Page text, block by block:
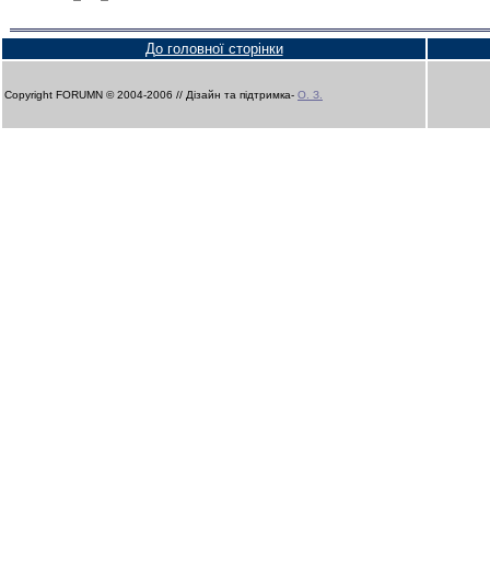
До головної сторінки
Copyright FORUMN © 2004-2006 // Дізайн та підтримка- О. З.